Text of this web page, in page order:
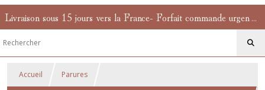
Livraison sous 15 jours vers la France- Forfait commande urgente en supplément.
Accueil Parures